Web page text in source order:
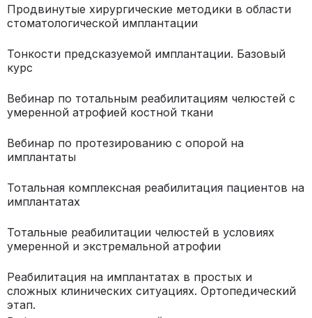
Продвинутые хирургические методики в области
стоматологической имплантации
Тонкости предсказуемой имплантации. Базовый
курс
Вебинар по тотальным реабилитациям челюстей с
умеренной атрофией костной ткани
Вебинар по протезированию с опорой на
имплантаты
Тотальная комплексная реабилитация пациентов на
имплантатах
Тотальные реабилитации челюстей в условиях
умеренной и экстремальной атрофии
Реабилитация на имплантатах в простых и
сложных клинических ситуациях. Ортопедический
этап.